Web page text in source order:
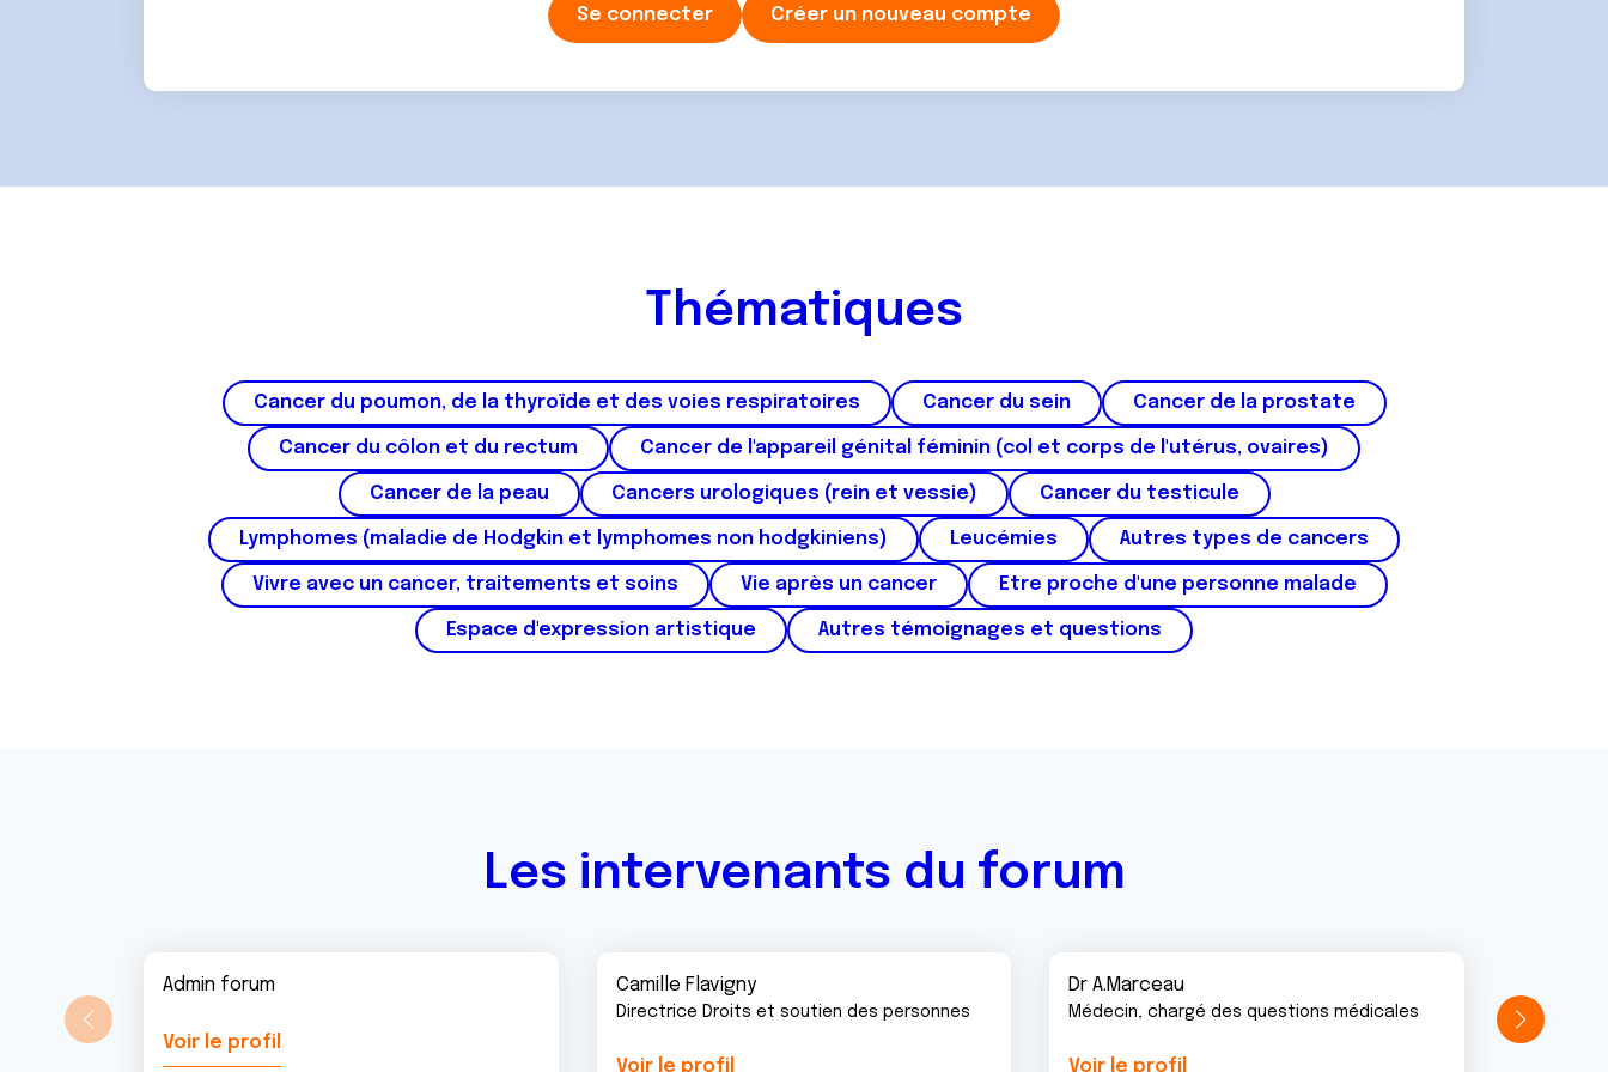
Se connecter Créer un nouveau compte
Thématiques
Cancer du poumon, de la thyroïde et des voies respiratoires Cancer du sein Cancer de la prostate
Cancer du côlon et du rectum Cancer de l'appareil génital féminin (col et corps de l'utérus, ovaires)
Cancer de la peau Cancers urologiques (rein et vessie) Cancer du testicule
Lymphomes (maladie de Hodgkin et lymphomes non hodgkiniens) Leucémies Autres types de cancers
Vivre avec un cancer, traitements et soins Vie après un cancer Etre proche d'une personne malade
Espace d'expression artistique Autres témoignages et questions
Les intervenants du forum
Admin forum
Voir le profil
Camille Flavigny
Directrice Droits et soutien des personnes
Voir le profil
Dr A.Marceau
Médecin, chargé des questions médicales
Voir le profil